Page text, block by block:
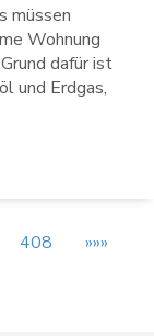
müssen
Wohnung
dafür ist
und Erdgas,
408 »»»